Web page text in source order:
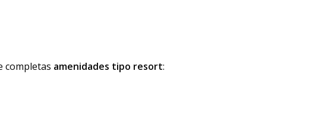
completas amenidades tipo resort: